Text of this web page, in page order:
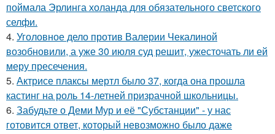
поймала Эрлинга холанда для обязательного светского
селфи.
4. Уголовное дело против Валерии Чекалиной
возобновили, а уже 30 июля суд решит, ужесточать ли ей
меру пресечения.
5. Актрисе плаксы мертл было 37, когда она прошла
кастинг на роль 14-летней призрачной школьницы.
6. Забудьте о Деми Мур и её "Субстанции" - у нас
готовится ответ, который невозможно было даже